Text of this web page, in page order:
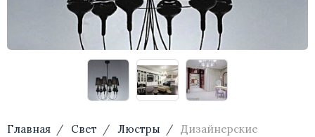
Главная Свет Люстры Дизайнерские